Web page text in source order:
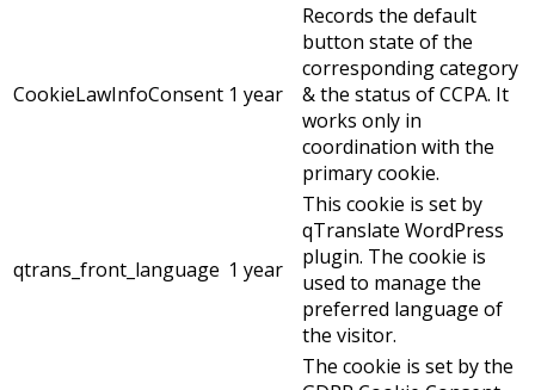
CookieLawInfoConsent 1 year
Records the default
button state of the
corresponding category
& the status of CCPA. It
works only in
coordination with the
primary cookie.
qtrans_front_language 1 year
This cookie is set by
qTranslate WordPress
plugin. The cookie is
used to manage the
preferred language of
the visitor.
The cookie is set by the